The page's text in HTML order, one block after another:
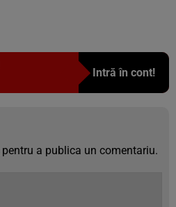
Intră în cont!
pentru a publica un comentariu.